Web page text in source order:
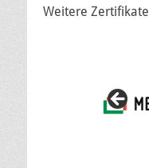
Weitere Zertifikate